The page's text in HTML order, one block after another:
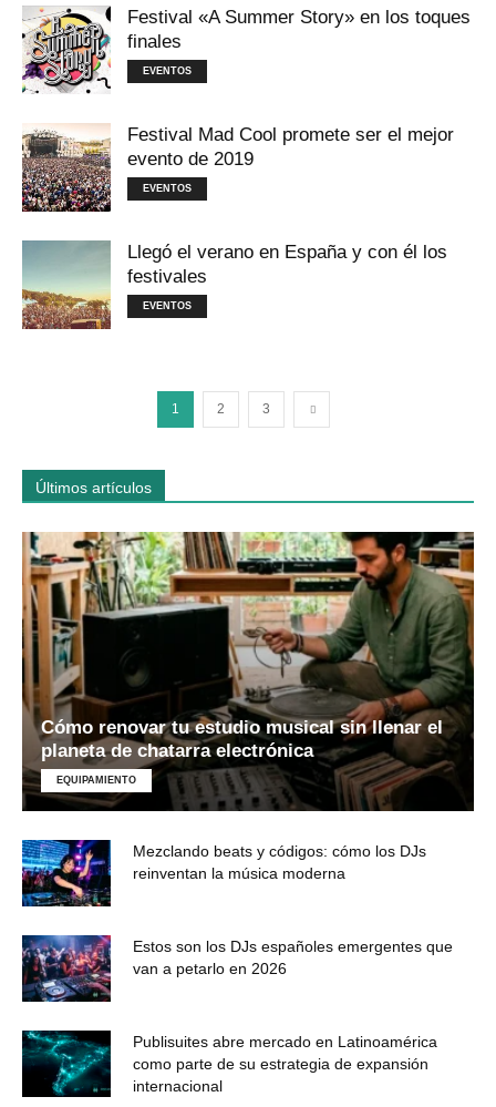
Festival «A Summer Story» en los toques
finales
EVENTOS
Festival Mad Cool promete ser el mejor
evento de 2019
EVENTOS
Llegó el verano en España y con él los
festivales
EVENTOS
1 2 3
Últimos artículos
Cómo renovar tu estudio musical sin llenar el
planeta de chatarra electrónica
EQUIPAMIENTO
Mezclando beats y códigos: cómo los DJs
reinventan la música moderna
Estos son los DJs españoles emergentes que
van a petarlo en 2026
Publisuites abre mercado en Latinoamérica
como parte de su estrategia de expansión
internacional